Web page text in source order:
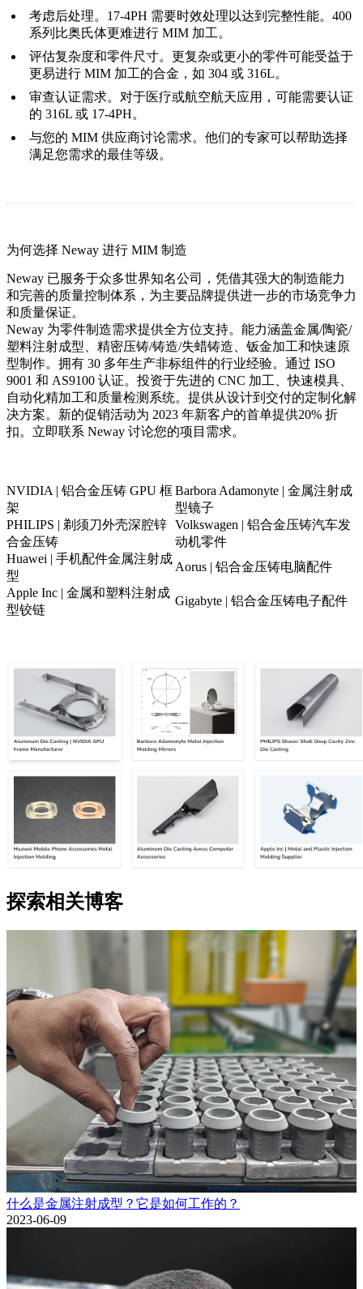
考虑后处理。17-4PH 需要时效处理以达到完整性能。400
系列比奥氏体更难进行 MIM 加工。
评估复杂度和零件尺寸。更复杂或更小的零件可能受益于
更易进行 MIM 加工的合金，如 304 或 316L。
审查认证需求。对于医疗或航空航天应用，可能需要认证
的 316L 或 17-4PH。
与您的 MIM 供应商讨论需求。他们的专家可以帮助选择
满足您需求的最佳等级。
为何选择 Neway 进行 MIM 制造
Neway 已服务于众多世界知名公司，凭借其强大的制造能力
和完善的质量控制体系，为主要品牌提供进一步的市场竞争力
和质量保证。
Neway 为零件制造需求提供全方位支持。能力涵盖金属/陶瓷/
塑料注射成型、精密压铸/铸造/失蜡铸造、钣金加工和快速原
型制作。拥有 30 多年生产非标组件的行业经验。通过 ISO
9001 和 AS9100 认证。投资于先进的 CNC 加工、快速模具、
自动化精加工和质量检测系统。提供从设计到交付的定制化解
决方案。新的促销活动为 2023 年新客户的首单提供20% 折
扣。立即联系 Neway 讨论您的项目需求。
NVIDIA | 铝合金压铸 GPU 框
架
Barbora Adamonyte | 金属注射成
型镜子
PHILIPS | 剃须刀外壳深腔锌
合金压铸
Volkswagen | 铝合金压铸汽车发
动机零件
Huawei | 手机配件金属注射成
型
Aorus | 铝合金压铸电脑配件
Apple Inc | 金属和塑料注射成
型铰链
Gigabyte | 铝合金压铸电子配件
探索相关博客
什么是金属注射成型？它是如何工作的？
2023-06-09